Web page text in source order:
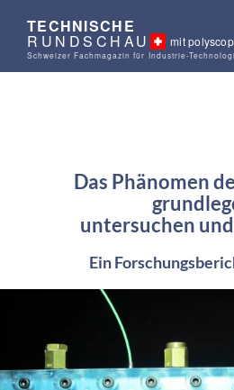
TECHNISCHE
RUNDSCHAU mit
Schweizer Fachmagazin für Industrie-
Das Phänomen
untersuchen
Ein